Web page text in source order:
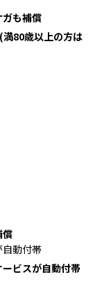
も補償
80歳以上の方は
償
動付帯
ビスが自動付帯